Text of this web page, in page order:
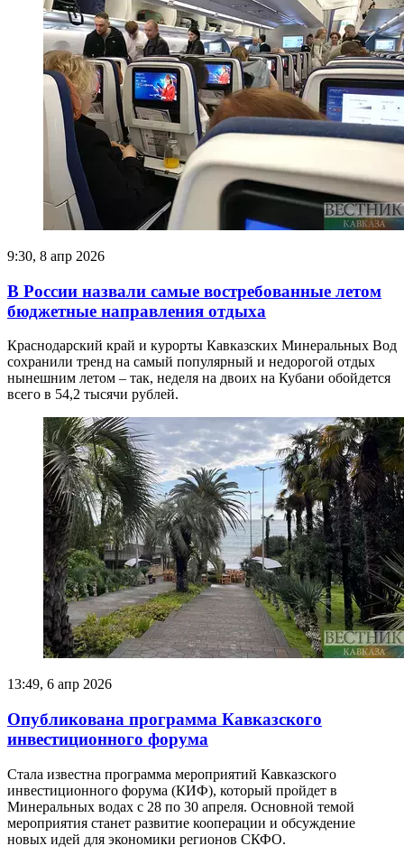
9:30, 8 апр 2026
В России назвали самые востребованные летом
бюджетные направления отдыха
Краснодарский край и курорты Кавказских Минеральных Вод
сохранили тренд на самый популярный и недорогой отдых
нынешним летом – так, неделя на двоих на Кубани обойдется
всего в 54,2 тысячи рублей.
13:49, 6 апр 2026
Опубликована программа Кавказского
инвестиционного форума
Стала известна программа мероприятий Кавказского
инвестиционного форума (КИФ), который пройдет в
Минеральных водах с 28 по 30 апреля. Основной темой
мероприятия станет развитие кооперации и обсуждение
новых идей для экономики регионов СКФО.